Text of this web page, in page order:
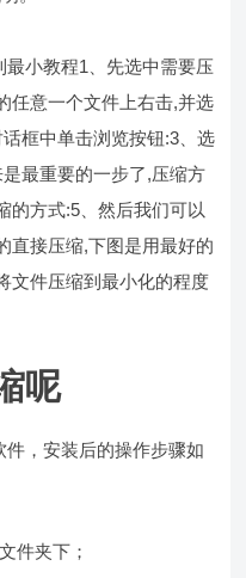
小教程1、先选中需要压
任意一个文件上右击,并选
框中单击浏览按钮:3、选
最重要的一步了,压缩方
的方式:5、然后我们可以
直接压缩,下图是用最好的
文件压缩到最小化的程度
呢
，安装后的操作步骤如
件夹下；